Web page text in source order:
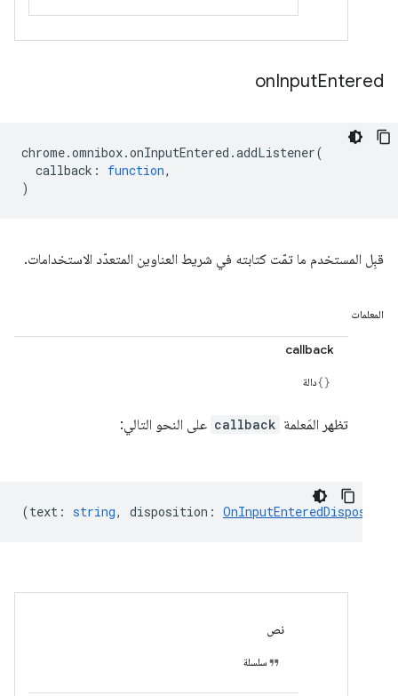
onInputEntered
chrome.omnibox.onInputEntered .addListener(
callback : function,
)
قبِل المستخدم ما تمّت كتابته في شريط العناوين المتعدّد الاستخدامات.
المعلمات
callback
دالة
تظهر المَعلمة callback على النحو التالي:
(text : string, disposition :
نص
سلسلة